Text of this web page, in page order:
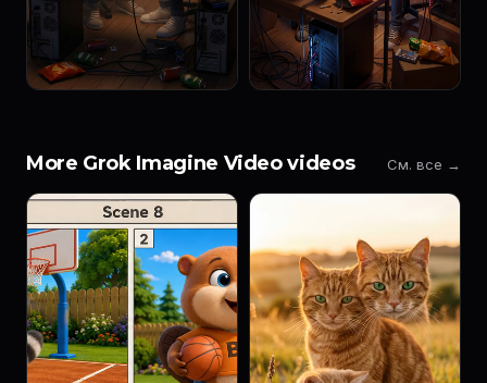
More Grok Imagine Video videos См. все →